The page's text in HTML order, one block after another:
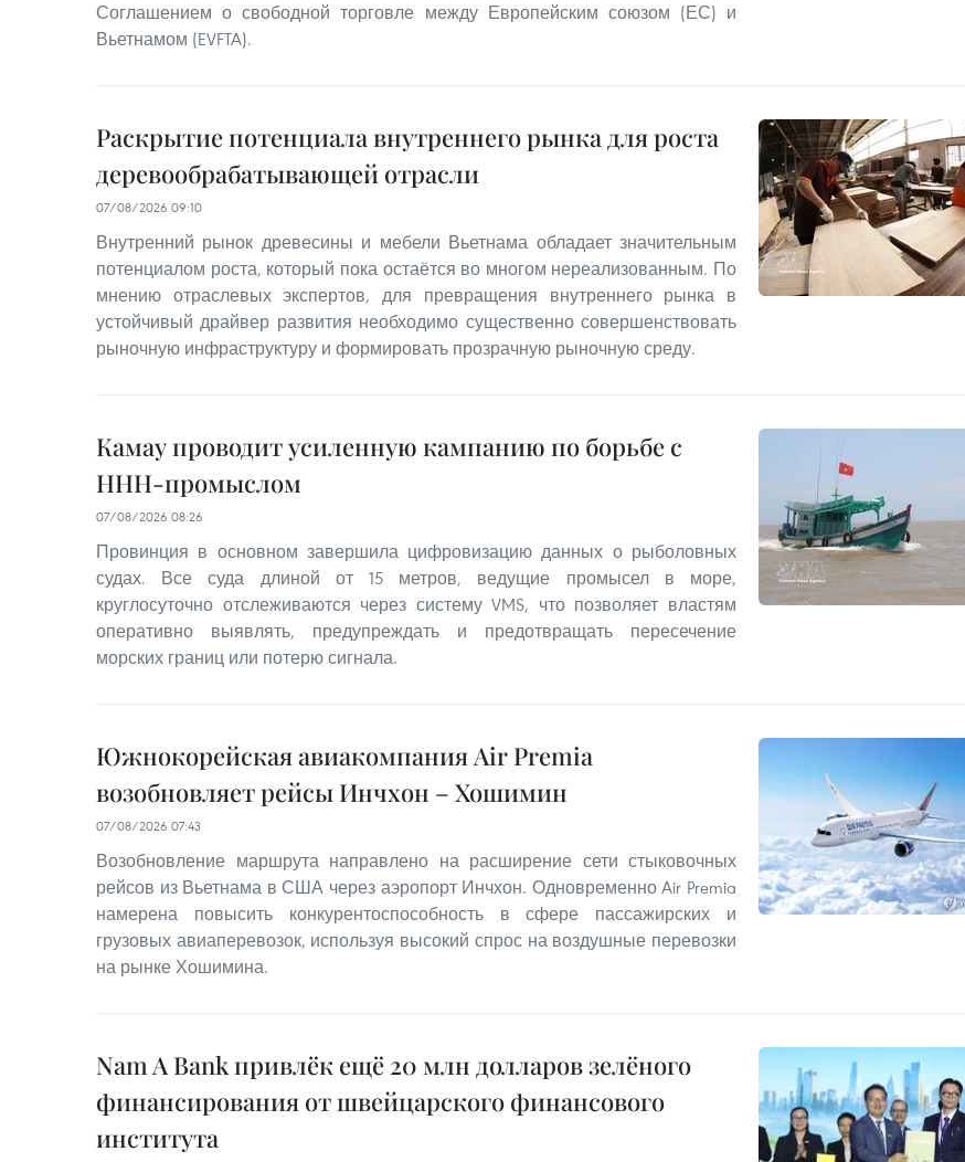
Соглашением о свободной торговле между Европейским союзом (ЕС) и
Вьетнамом (EVFTA).
Раскрытие потенциала внутреннего рынка для роста
деревообрабатывающей отрасли
07/08/2026 09:10
Внутренний рынок древесины и мебели Вьетнама обладает значительным
потенциалом роста, который пока остаётся во многом нереализованным. По
мнению отраслевых экспертов, для превращения внутреннего рынка в
устойчивый драйвер развития необходимо существенно совершенствовать
рыночную инфраструктуру и формировать прозрачную рыночную среду.
Камау проводит усиленную кампанию по борьбе с
ННН-промыслом
07/08/2026 08:26
Провинция в основном завершила цифровизацию данных о рыболовных
судах. Все суда длиной от 15 метров, ведущие промысел в море,
круглосуточно отслеживаются через систему VMS, что позволяет властям
оперативно выявлять, предупреждать и предотвращать пересечение
морских границ или потерю сигнала.
Южнокорейская авиакомпания Air Premia
возобновляет рейсы Инчхон – Хошимин
07/08/2026 07:43
Возобновление маршрута направлено на расширение сети стыковочных
рейсов из Вьетнама в США через аэропорт Инчхон. Одновременно Air Premia
намерена повысить конкурентоспособность в сфере пассажирских и
грузовых авиаперевозок, используя высокий спрос на воздушные перевозки
на рынке Хошимина.
Nam A Bank привлёк ещё 20 млн долларов зелёного
финансирования от швейцарского финансового
института